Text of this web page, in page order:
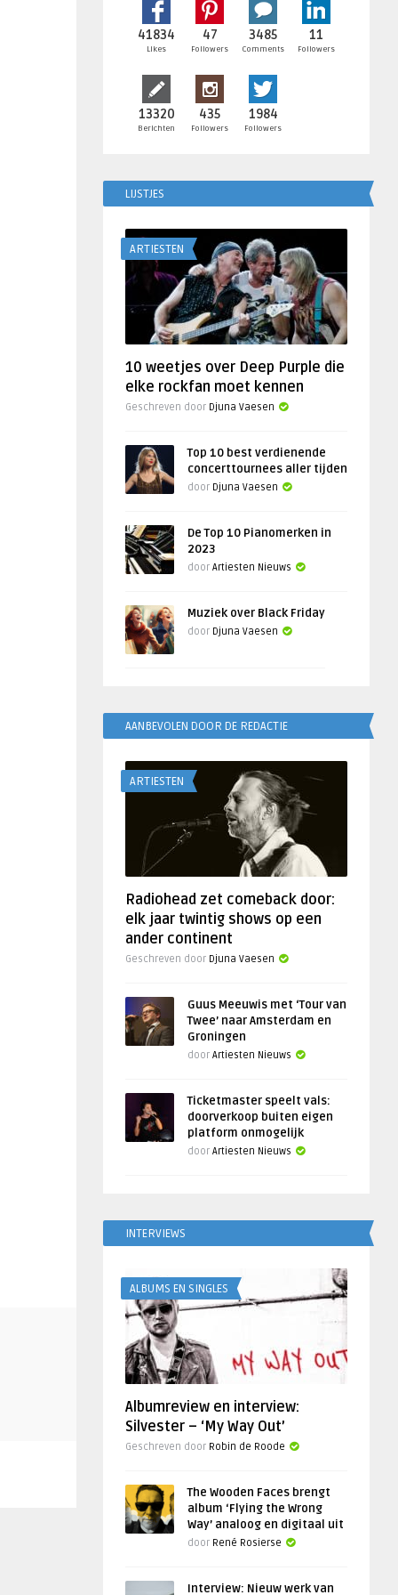
41834
Likes
47
Followers
3485
Comments
11
Followers
13320
Berichten
435
Followers
1984
Followers
LIJSTJES
ARTIESTEN
10 weetjes over Deep Purple die
elke rockfan moet kennen
Geschreven door Djuna Vaesen
Top 10 best verdienende
concerttournees aller tijden
door Djuna Vaesen
De Top 10 Pianomerken in
2023
door Artiesten Nieuws
Muziek over Black Friday
door Djuna Vaesen
AANBEVOLEN DOOR DE REDACTIE
ARTIESTEN
Radiohead zet comeback door:
elk jaar twintig shows op een
ander continent
Geschreven door Djuna Vaesen
Guus Meeuwis met ‘Tour van
Twee’ naar Amsterdam en
Groningen
door Artiesten Nieuws
Ticketmaster speelt vals:
doorverkoop buiten eigen
platform onmogelijk
door Artiesten Nieuws
INTERVIEWS
ALBUMS EN SINGLES
Albumreview en interview:
Silvester – ‘My Way Out’
Geschreven door Robin de Roode
The Wooden Faces brengt
album ‘Flying the Wrong
Way’ analoog en digitaal uit
door René Rosierse
Interview: Nieuw werk van